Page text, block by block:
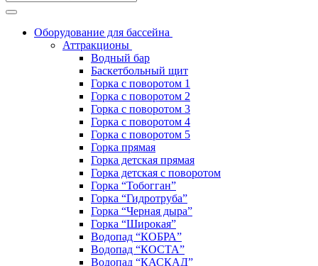
Оборудование для бассейна
Аттракционы
Водный бар
Баскетбольный щит
Горка с поворотом 1
Горка с поворотом 2
Горка с поворотом 3
Горка с поворотом 4
Горка с поворотом 5
Горка прямая
Горка детская прямая
Горка детская с поворотом
Горка “Тобогган”
Горка “Гидротруба”
Горка “Черная дыра”
Горка “Широкая”
Водопад “КОБРА”
Водопад “КОСТА”
Водопад “КАСКАД”